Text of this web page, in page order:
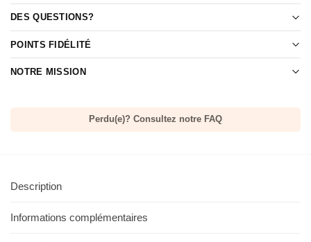
DES QUESTIONS?
POINTS FIDÉLITÉ
NOTRE MISSION
Perdu(e)? Consultez notre FAQ
Description
Informations complémentaires